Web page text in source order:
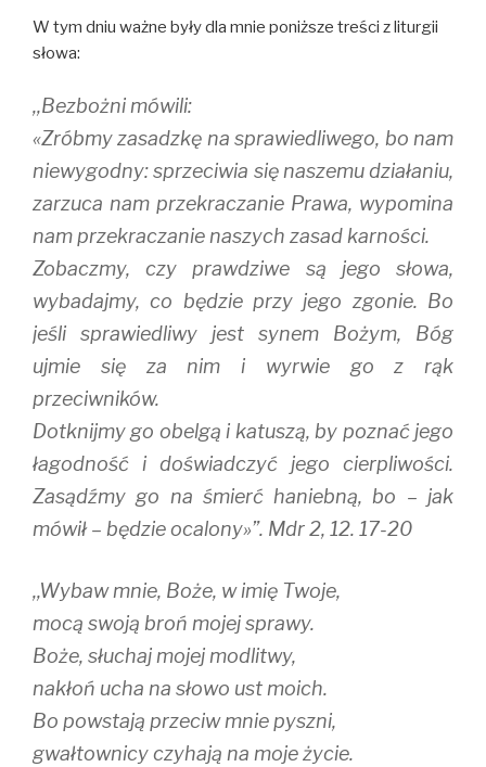
n
s
i
n
w
w
i
n
o
)
e
n
e
w
w
i
d
w
s
i
w
i
n
d
w
W tym dniu ważne były dla mnie poniższe treści z liturgii
słowa:
,,Bezbożni mówili:
«Zróbmy zasadzkę na sprawiedliwego, bo nam
niewygodny: sprzeciwia się naszemu działaniu,
zarzuca nam przekraczanie Prawa, wypomina
nam przekraczanie naszych zasad karności.
Zobaczmy, czy prawdziwe są jego słowa,
wybadajmy, co będzie przy jego zgonie. Bo
jeśli sprawiedliwy jest synem Bożym, Bóg
ujmie się za nim i wyrwie go z rąk
przeciwników.
Dotknijmy go obelgą i katuszą, by poznać jego
łagodność i doświadczyć jego cierpliwości.
Zasądźmy go na śmierć haniebną, bo – jak
mówił – będzie ocalony»”. Mdr 2, 12. 17-20
,,Wybaw mnie, Boże, w imię Twoje,
mocą swoją broń mojej sprawy.
Boże, słuchaj mojej modlitwy,
nakłoń ucha na słowo ust moich.
Bo powstają przeciw mnie pyszni,
gwałtownicy czyhają na moje życie.